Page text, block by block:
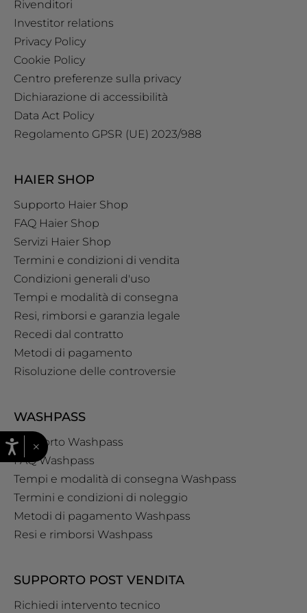
Rivenditori
Investitor relations
Privacy Policy
Cookie Policy
Centro preferenze sulla privacy
Dichiarazione di accessibilità
Data Act Policy
Regolamento GPSR (UE) 2023/988
HAIER SHOP
Supporto Haier Shop
FAQ Haier Shop
Servizi Haier Shop
Termini e condizioni di vendita
Condizioni generali d'uso
Tempi e modalità di consegna
Resi, rimborsi e garanzia legale
Recedi dal contratto
Metodi di pagamento
Risoluzione delle controversie
WASHPASS
Supporto Washpass
FAQ Washpass
Tempi e modalità di consegna Washpass
Termini e condizioni di noleggio
Metodi di pagamento Washpass
Resi e rimborsi Washpass
SUPPORTO POST VENDITA
Richiedi intervento tecnico
×